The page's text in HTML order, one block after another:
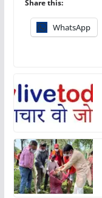
Share this:
WhatsApp